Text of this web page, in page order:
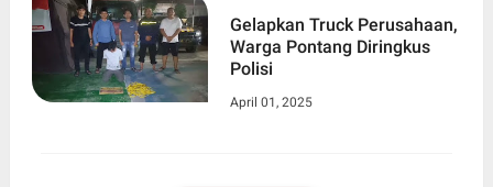
Gelapkan Truck Perusahaan,
Warga Pontang Diringkus
Polisi
April 01, 2025